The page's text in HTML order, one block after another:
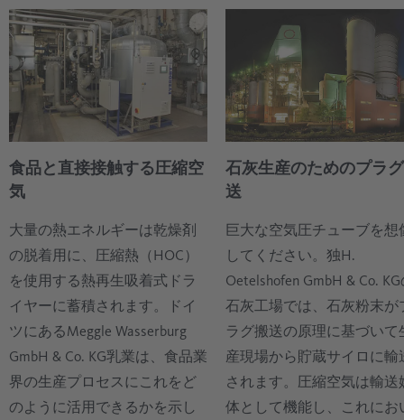
食品と直接接触する圧縮空
気
大量の熱エネルギーは乾燥剤
の脱着用に、圧縮熱（HOC）
を使用する熱再生吸着式ドラ
イヤーに蓄積されます。ドイ
ツにあるMeggle Wasserburg
GmbH & Co. KG乳業は、食品業
界の生産プロセスにこれをど
のように活用できるかを示し
石灰生産のためのプラ
送
巨大な空気圧チューブを想
してください。独H.
Oetelshofen GmbH & Co.
石灰工場では、石灰粉末が
ラグ搬送の原理に基づいて
産現場から貯蔵サイロに輸
されます。圧縮空気は輸送
体として機能し、これにお